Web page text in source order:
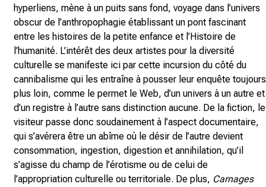
hyperliens, mène à un puits sans fond, voyage dans l’univers
obscur de l’anthropophagie établissant un pont fascinant
entre les histoires de la petite enfance et l’Histoire de
l’humanité. L’intérêt des deux artistes pour la diversité
culturelle se manifeste ici par cette incursion du côté du
cannibalisme qui les entraîne à pousser leur enquête toujours
plus loin, comme le permet le Web, d’un univers à un autre et
d’un registre à l’autre sans distinction aucune. De la fiction, le
visiteur passe donc soudainement à l’aspect documentaire,
qui s’avérera être un abîme où le désir de l’autre devient
consommation, ingestion, digestion et annihilation, qu’il
s’agisse du champ de l’érotisme ou de celui de
l’appropriation culturelle ou territoriale. De plus, Carnages